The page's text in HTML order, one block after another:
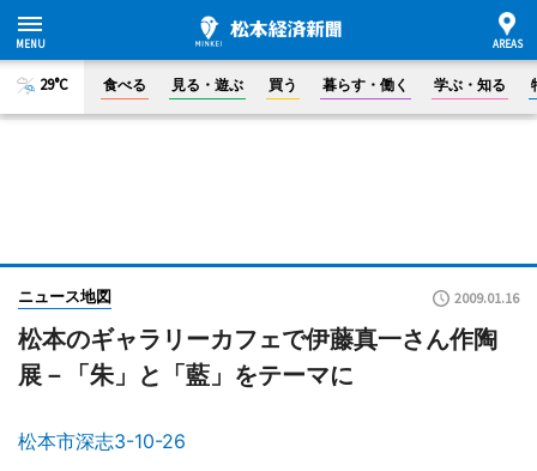
29°C 食べる 見る・遊ぶ 買う 暮らす・働く 学ぶ・知る
ニュース地図 2009.01.16
松本のギャラリーカフェで伊藤真一さん作陶
展－「朱」と「藍」をテーマに
松本市深志3-10-26